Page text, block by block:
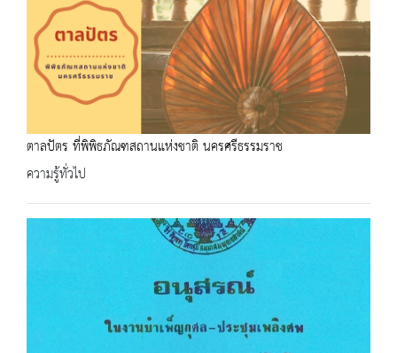
ตาลปัตร ที่พิพิธภัณฑสถานแห่งชาติ นครศรีธรรมราช
ความรู้ทั่วไป